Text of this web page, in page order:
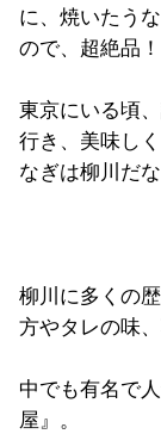
に、焼いたう
ので、超絶品！
東京にいる頃
行き、美味し
なぎは柳川だ
柳川に多くの
方やタレの味
中でも有名で
屋』。